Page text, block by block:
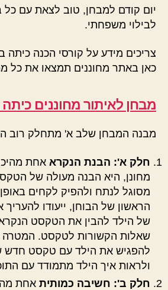
יום קודם למבחן, טוב לצאת עם
לבילוי משפחתי.
צריכים מידע על קורסי הכנה כיתה
כאן באתר מחוננים תמצאו את כל
מבחן לאיתור מחוננים
מבנה המבחן שלב א' מתחלק רוב
חלק א': הבנת הנקרא אחת
מחונן, היא הבנה מעולה של
מסוגל לנתח ולהפיק לקחים
הראשון של הבוחן, ייעודו
של הילד להבין את הטקסט הנקרא
שאלות הקשורות לטקסט. המטרה
להפגיש את הילד עם טקסט
ולראות איך הילד מתמודד עם
חלק ב': חשיבה כמותית אחת